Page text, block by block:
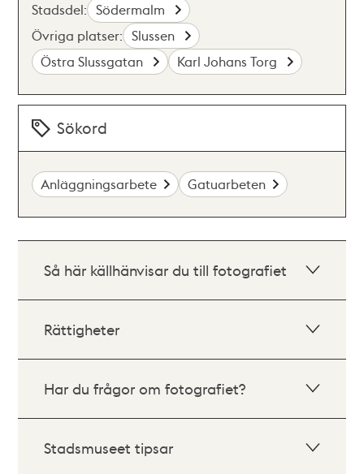
Stadsdel: Södermalm
Övriga platser: Slussen
Östra Slussgatan
Karl Johans Torg
Sökord
Anläggningsarbete Gatuarbeten
Så här källhänvisar du till fotografiet
Rättigheter
Har du frågor om fotografiet?
Stadsmuseet tipsar